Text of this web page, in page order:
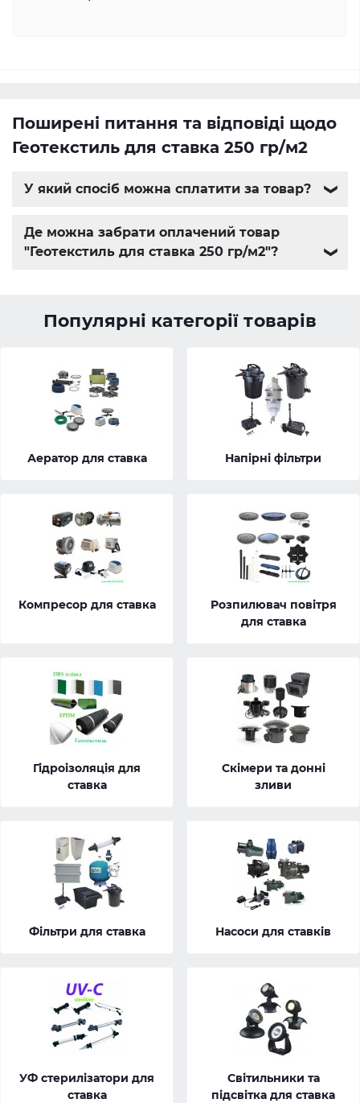
Поширені питання та відповіді щодо
Геотекстиль для ставка 250 гр/м2
У який спосіб можна сплатити за товар? ❯
Де можна забрати оплачений товар
"Геотекстиль для ставка 250 гр/м2"?
❯
Популярні категорії товарів
Аератор для ставка Напірні фільтри
Компресор для ставка
Розпилювач повітря
для ставка
Гідроізоляція для
ставка
Скімери та донні
зливи
Фільтри для ставка Насоси для ставків
УФ стерилізатори для
ставка
Світильники та
підсвітка для ставка